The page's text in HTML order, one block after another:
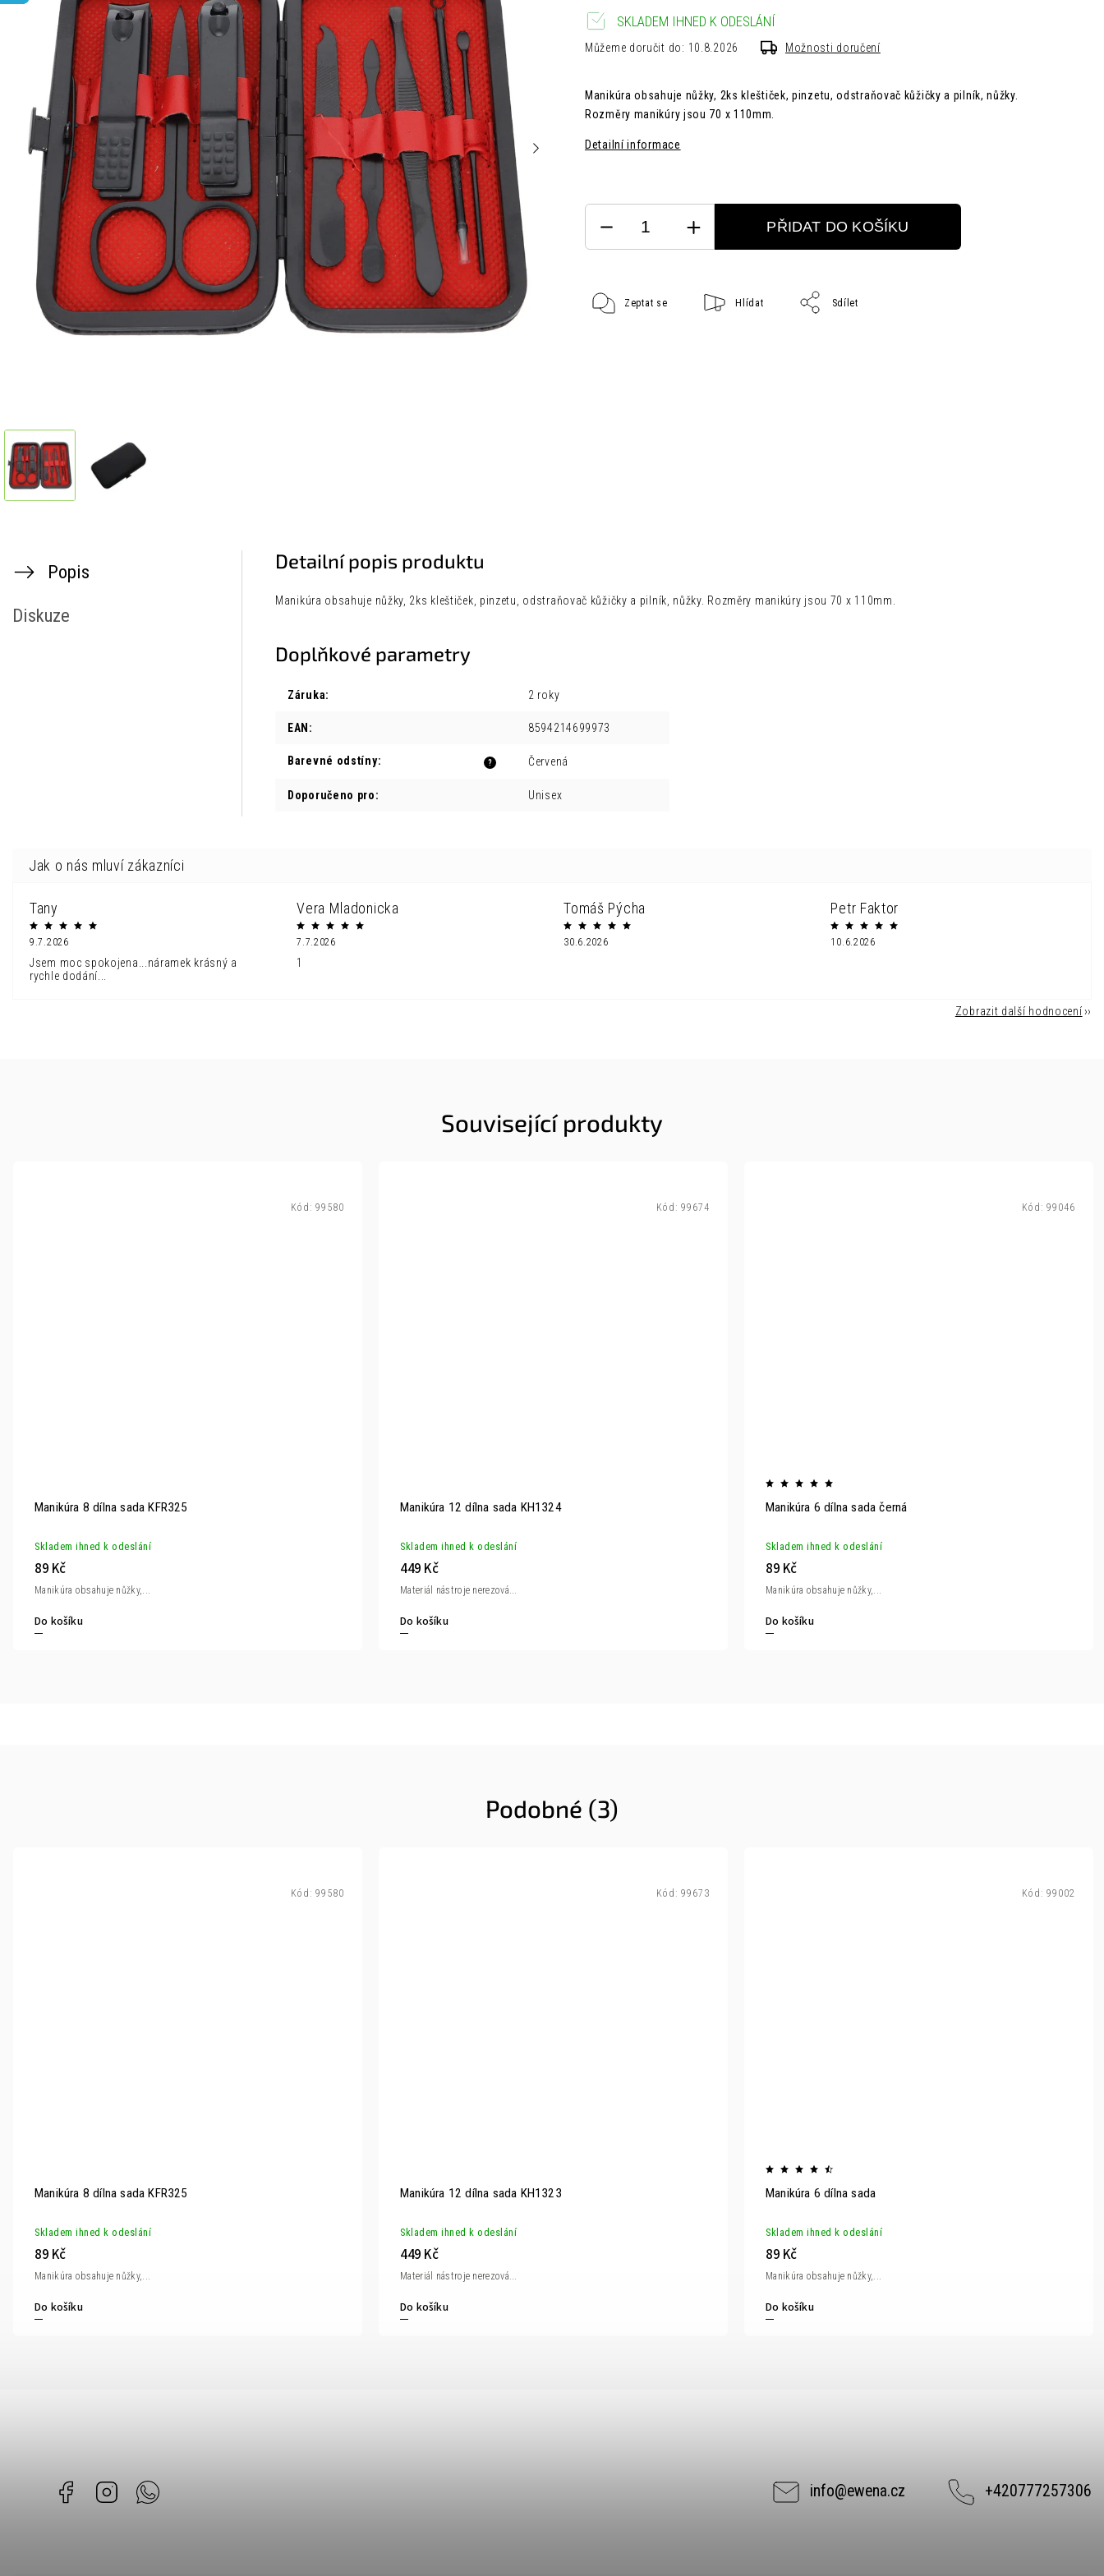
Manikúra obsahuje nůžky, 2ks kleštiček, pinzetu, odstraňovač kůžičky a pilník, nůžky.
Rozměry manikúry jsou 70 x 110mm.
Detailní informace
SKLADEM IHNED K ODESLÁNÍ
Můžeme doručit do: 10.8.2026 Možnosti doručení
PŘIDAT DO KOŠÍKU
Zeptat se Hlídat Sdílet
Popis
Diskuze
Detailní popis produktu
Manikúra obsahuje nůžky, 2ks kleštiček, pinzetu, odstraňovač kůžičky a pilník, nůžky. Rozměry manikúry jsou 70 x 110mm.
Doplňkové parametry
Záruka: 2 roky
EAN: 8594214699973
?
Barevné odstíny: Červená
Doporučeno pro: Unisex
Tany
9.7.2026
Jsem moc spokojena...náramek krásný a
rychle dodání...
Vera Mladonicka
7.7.2026
1
Tomáš Pýcha
30.6.2026
Petr Faktor
10.6.2026
Zobrazit další hodnocení
Související produkty
Manikúra 8 dílna sada KFR325
Skladem ihned k odeslání
89 Kč
Do košíku
Manikúra obsahuje nůžky,...
Kód: 99580
Manikúra 12 dílna sada KH1324
Skladem ihned k odeslání
449 Kč
Do košíku
Materiál nástroje nerezová...
Kód: 99674
Manikúra 6 dílna sada černá
Skladem ihned k odeslání
89 Kč
Do košíku
Manikúra obsahuje nůžky,...
Kód: 99046
Podobné (3)
Manikúra 8 dílna sada KFR325
Skladem ihned k odeslání
89 Kč
Do košíku
Manikúra obsahuje nůžky,...
Kód: 99580
Manikúra 12 dílna sada KH1323
Skladem ihned k odeslání
449 Kč
Do košíku
Materiál nástroje nerezová...
Kód: 99673
Manikúra 6 dílna sada
Skladem ihned k odeslání
89 Kč
Do košíku
Manikúra obsahuje nůžky,...
Kód: 99002
Facebook Instagram info@ewena.cz +420777257306